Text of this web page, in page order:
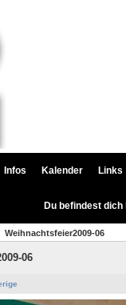
Infos Kalender Links
Du befindest
Weihnachtsfeier2009-06
06